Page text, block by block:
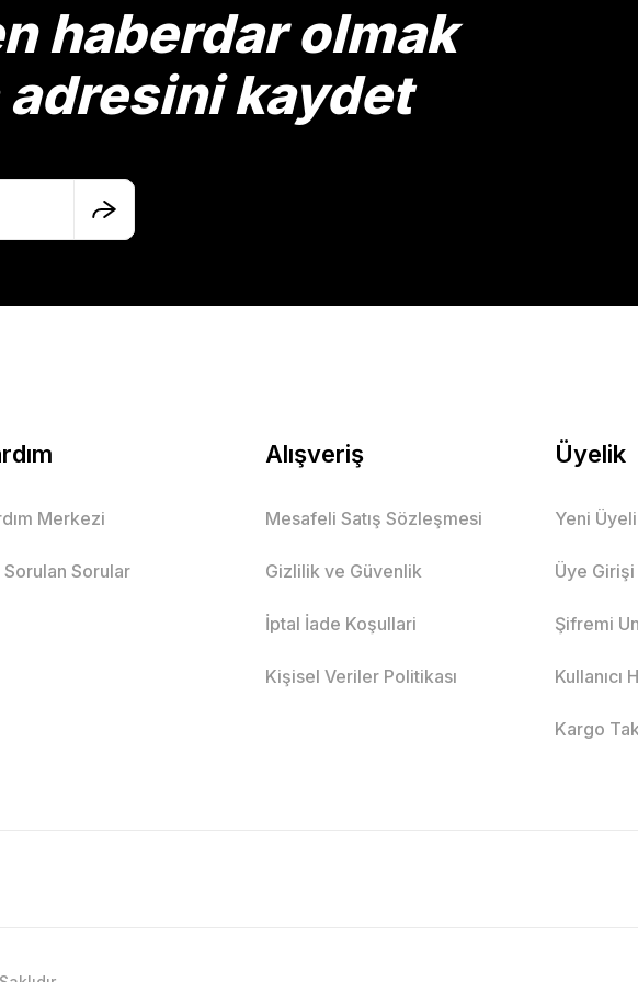
haberdar olmak
kaydet
Merkezi
Sorulan Sorular
Alışveriş
Mesafeli Satış Sözleşmesi
Gizlilik ve Güvenlik
İptal İade Koşullari
Kişisel Veriler Politikası
Üyelik
Yeni
Üye Girişi
Şifremi
Kullanıcı
Kargo